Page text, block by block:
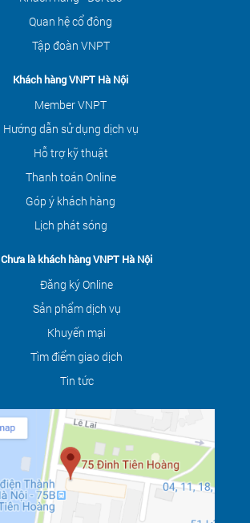
Quan hệ cổ đông
Tập đoàn VNPT
Khách hàng VNPT Hà Nội
Member VNPT
Hướng dẫn sử dụng dịch vụ
Hỗ trợ kỹ thuật
Thanh toán Online
Góp ý khách hàng
Lịch phát sóng
Chưa là khách hàng VNPT Hà Nội
Đăng ký Online
Sản phẩm dịch vụ
Khuyến mại
Tìm điểm giao dịch
Tin tức